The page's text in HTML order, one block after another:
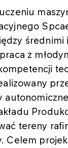
z
tereny
Celem